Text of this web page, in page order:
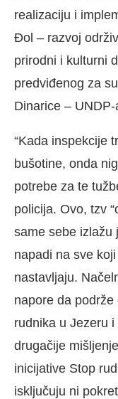
realizaciju i
Đol – razvoj
prirodni i kulturni
predviđenog za
Dinarice – UNDP-
“Kada inspekcije
bušotine, onda
potrebe za te
policija. Ovo, tzv
same sebe izlažu
napadi na sve
nastavljaju.
napore da
rudnika u Jezeru
drugačije
inicijative Stop
isključuju ni